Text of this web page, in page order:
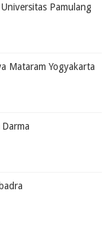
Pamulang
Mataram Yogyakarta